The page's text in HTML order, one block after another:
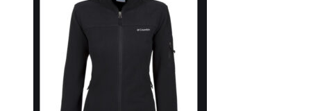
múltiples
Las
pueden